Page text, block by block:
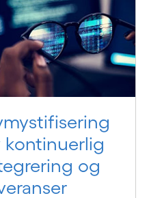
kontinuerlig
og